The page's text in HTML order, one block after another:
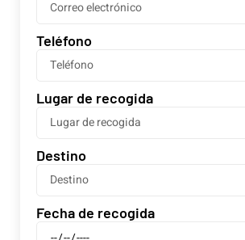
Teléfono
Lugar de recogida
Destino
Fecha de recogida